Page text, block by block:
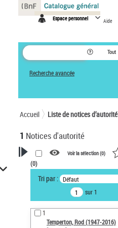
Espace personnel Aide
Tout
Recherche avancée
Accueil Liste de notices d’autorité
1 Notices d'autorité
VOTRE RECHERCHE
Recherche avancée dans les
notices d’autorité
Œuvres liées à l'auteur :
Temperton, Rod (1947-2016)
Voir la sélection (0)
(0)
Tri par : Défaut
sur 1
1
Temperton, Rod (1947-2016)
Panneau de gestion des cookies